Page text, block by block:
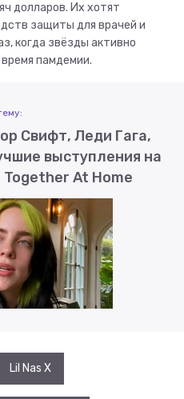
долларов. Их хотят
защиты для врачей и
когда звёзды активно
памдемии.
Свифт, Леди Гага,
выступления на
Together At Home
Lil Nas X